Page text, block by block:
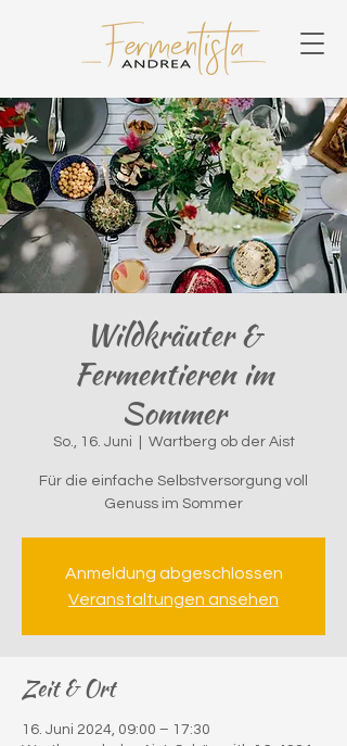
Wildkräuter &
Fermentieren im
Sommer
So., 16. Juni Wartberg ob der Aist
Für die einfache Selbstversorgung voll
Genuss im Sommer
Anmeldung abgeschlossen
Veranstaltungen ansehen
Zeit & Ort
16. Juni 2024, 09:00 – 17:30